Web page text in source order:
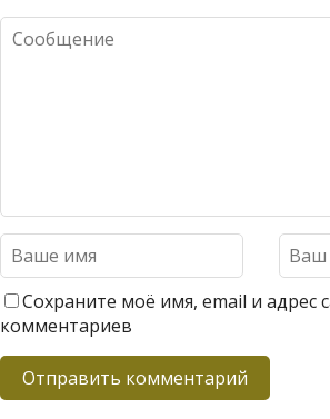
Сохраните моё имя, email и адрес
комментариев